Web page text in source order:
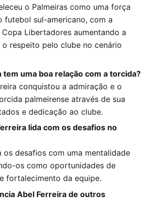
o Palmeiras como uma força
futebol sul-americano, com a
Libertadores aumentando a
respeito pelo clube no cenário
tem uma boa relação com a torcida?
conquistou a admiração e o
palmeirense através de sua
e dedicação ao clube.
lida com os desafios no
os desafios com uma mentalidade
os como oportunidades de
fortalecimento da equipe.
Abel Ferreira de outros